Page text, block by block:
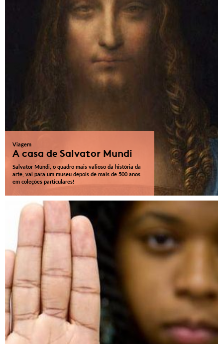
Viagem
A casa de Salvator Mundi
Salvator Mundi, o quadro mais valioso da história da
arte, vai para um museu depois de mais de 500 anos
em coleções particulares!